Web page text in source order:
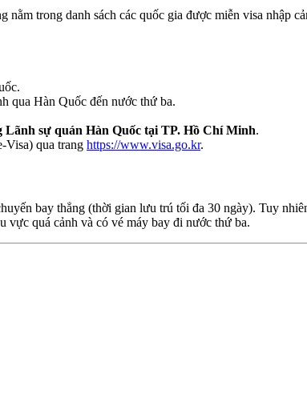
nằm trong danh sách các quốc gia được miễn visa nhập
qua Hàn Quốc đến nước thứ ba.
Lãnh sự quán Hàn Quốc tại TP. Hồ Chí Minh.
Visa) qua trang https://www.visa.go.kr.
bay thẳng (thời gian lưu trú tối đa 30 ngày). Tuy
vực quá cảnh và có vé máy bay đi nước thứ ba.